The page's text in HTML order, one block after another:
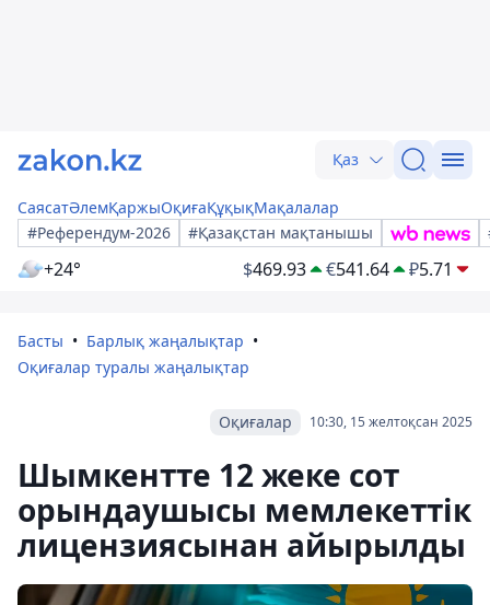
Қаз
СаясатӘлемҚаржыОқиғаҚұқықМақалалар
#Референдум-2026
#Қазақстан мақтанышы
+24° $469.93 €541.64 ₽5.71
Басты
Барлық жаңалықтар
Оқиғалар туралы жаңалықтар
10:30, 15 желтоқсан 2025
Оқиғалар
Шымкентте 12 жеке сот
орындаушысы мемлекеттік
лицензиясынан айырылды